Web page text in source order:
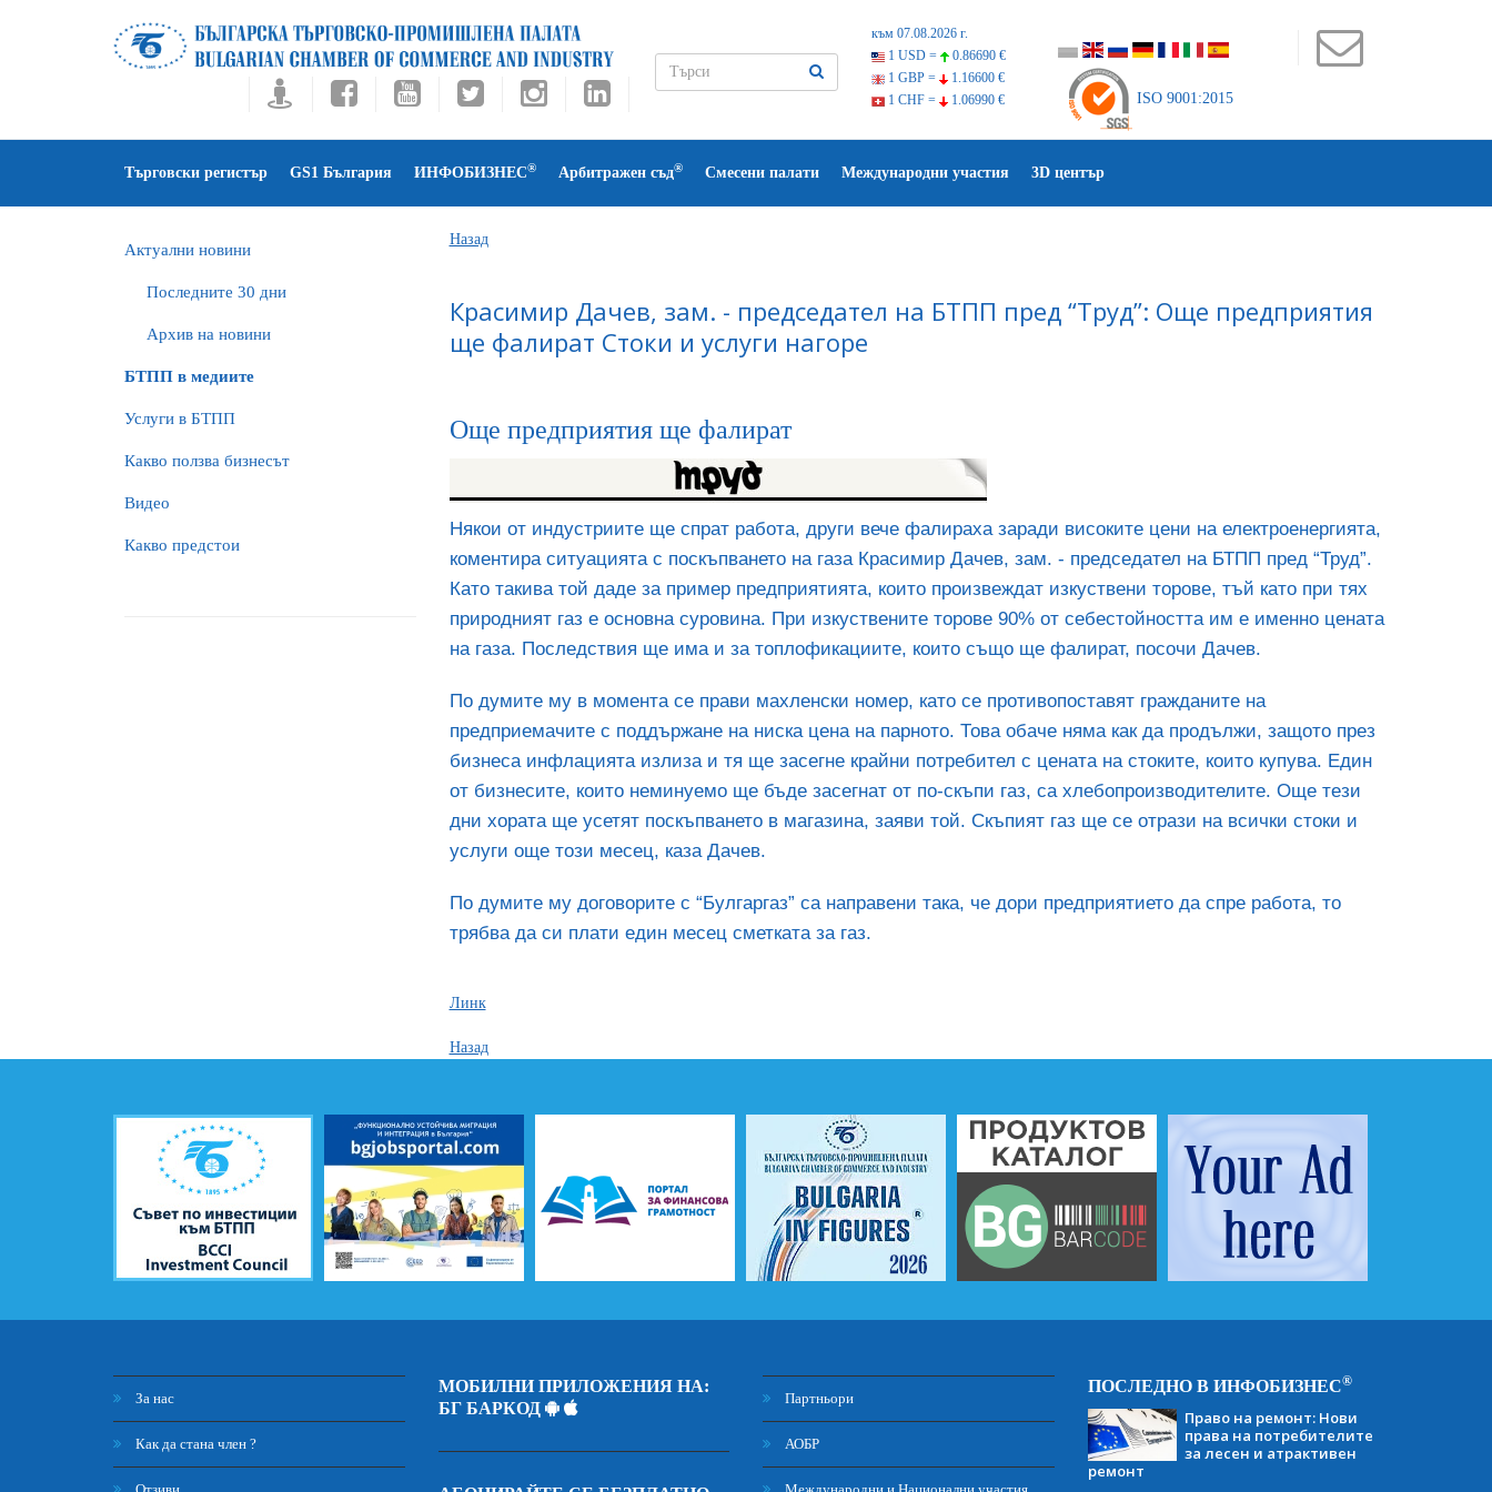
към 07.08.2026 г.
1 USD =
0.86690 €
1 GBP =
1.16600 €
1 CHF =
1.06990 € ISO 9001:2015
Търговски регистър GS1 България ИНФОБИЗНЕС® Арбитражен съд® Смесени палати Международни участия 3D център
Актуални новини
Последните 30 дни
Архив на новини
БTПП в медиите
Услуги в БТПП
Какво ползва бизнесът
Видео
Какво предстои
Назад
Красимир Дачев, зам. - председател на БТПП пред “Труд”: Още предприятия
ще фалират Стоки и услуги нагоре
Още предприятия ще фалират
Някои от индустриите ще спрат работа, други вече фалираха заради високите цени на електроенергията,
коментира ситуацията с поскъпването на газа Красимир Дачев, зам. - председател на БТПП пред “Труд”.
Като такива той даде за пример предприятията, които произвеждат изкуствени торове, тъй като при тях
природният газ е основна суровина. При изкуствените торове 90% от себестойността им е именно цената
на газа. Последствия ще има и за топлофикациите, които също ще фалират, посочи Дачев.
По думите му в момента се прави махленски номер, като се противопоставят гражданите на
предприемачите с поддържане на ниска цена на парното. Това обаче няма как да продължи, защото през
бизнеса инфлацията излиза и тя ще засегне крайни потребител с цената на стоките, които купува. Един
от бизнесите, които неминуемо ще бъде засегнат от по-скъпи газ, са хлебопроизводителите. Още тези
дни хората ще усетят поскъпването в магазина, заяви той. Скъпият газ ще се отрази на всички стоки и
услуги още този месец, каза Дачев.
По думите му договорите с “Булгаргаз” са направени така, че дори предприятието да спре работа, то
трябва да си плати един месец сметката за газ.
Линк
Назад
За нас
Как да стана член ?
МОБИЛНИ ПРИЛОЖЕНИЯ НА:
БГ БАРКОД
Партньори
АОБР
ПОСЛЕДНО В ИНФОБИЗНЕС®
Право на ремонт: Нови
права на потребителите
за лесен и атрактивен
ремонт